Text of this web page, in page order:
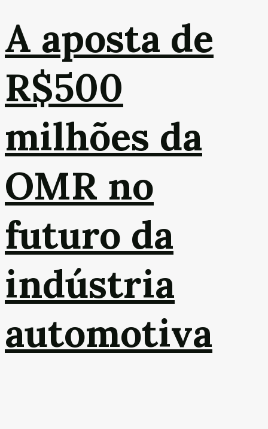
A aposta de
R$500
milhões da
OMR no
futuro da
indústria
automotiva